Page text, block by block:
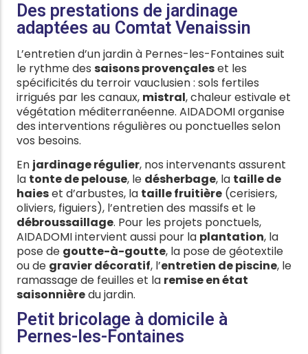
Des prestations de jardinage
adaptées au Comtat Venaissin
L’entretien d’un jardin à Pernes-les-Fontaines suit
le rythme des saisons provençaleset les
spécificités du terroir vauclusien : sols fertiles
irrigués par les canaux, mistral, chaleur estivale et
végétation méditerranéenne. AIDADOMI organise
des interventions régulières ou ponctuelles selon
vos besoins.
En jardinage régulier, nos intervenants assurent
la tonte de pelouse, le désherbage, la taille de
haieset d’arbustes, la taille fruitière (cerisiers,
oliviers, figuiers), l’entretien des massifs et le
débroussaillage. Pour les projets ponctuels,
AIDADOMI intervient aussi pour la plantation, la
pose de goutte-à-goutte, la pose de géotextile
ou de gravier décoratif, l’entretien de piscine, le
ramassage de feuilles et la remise en état
saisonnièredu jardin.
Petit bricolage à domicile à
Pernes-les-Fontaines